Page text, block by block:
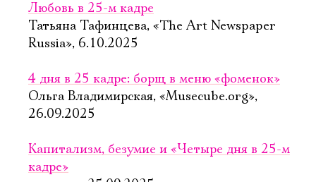
Любовь в 25-м кадре
Татьяна Тафинцева, «The Art Newspaper
Russia», 6.10.2025
4 дня в 25 кадре: борщ в меню «фоменок»
Ольга Владимирская, «Musecube.org»,
26.09.2025
Капитализм, безумие и «Четыре дня в 25-м
кадре»